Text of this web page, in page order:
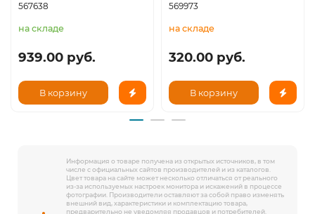
567638
на складе
939.00 руб.
В корзину
569973
на складе
320.00 руб.
В корзину
Информация о товаре получена из открытых источников, в том
числе с официальных сайтов производителей и из каталогов.
Цвет товара на сайте может несколько отличаться от реального
из-за используемых настроек монитора и искажений в процессе
фотографии. Производители оставляют за собой право изменять
внешний вид, характеристики и комплектацию товара,
предварительно не уведомляя продавцов и потребителей.